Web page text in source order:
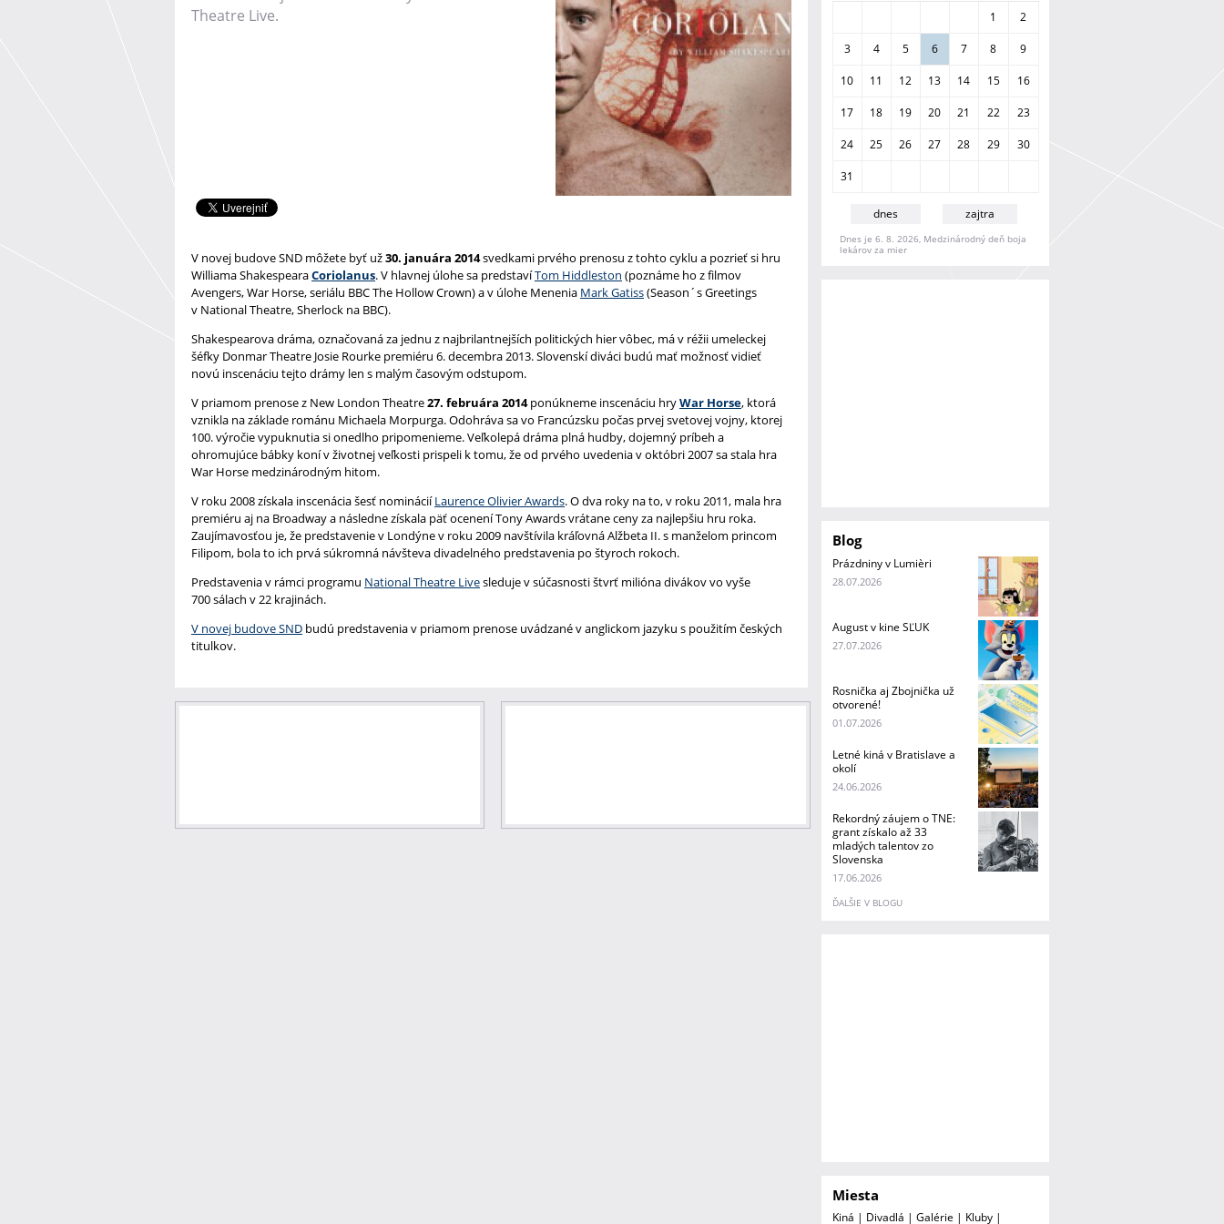
Theatre Live.
V novej budove SND môžete byť už30. januára 2014svedkami prvého prenosu z tohto cyklu a pozrieť si hru
Williama ShakespearaCoriolanus. V hlavnej úlohe sa predstavíTom Hiddleston (poznáme ho z filmov
Avengers, War Horse, seriálu BBC The Hollow Crown) a v úlohe Menenia Mark Gatiss(Season´s Greetings
v National Theatre, Sherlock na BBC).
Shakespearova dráma, označovaná za jednu z najbrilantnejších politických hier vôbec, má v réžii umeleckej
šéfky Donmar Theatre Josie Rourke premiéru 6. decembra 2013. Slovenskí diváci budú mať možnosť vidieť
novú inscenáciu tejto drámy len s malým časovým odstupom.
V priamom prenose z New London Theatre27. februára 2014ponúkneme inscenáciu hryWar Horse, ktorá
vznikla na základe románu Michaela Morpurga. Odohráva sa vo Francúzsku počas prvej svetovej vojny, ktorej
100. výročie vypuknutia si onedlho pripomenieme. Veľkolepá dráma plná hudby, dojemný príbeh a
ohromujúce bábky koní v životnej veľkosti prispeli k tomu, že od prvého uvedenia v októbri 2007 sa stala hra
War Horse medzinárodným hi­tom.
V roku 2008 získala inscenácia šesť nomináciíLaurence Olivier Awards. O dva roky na to, v roku 2011, mala hra
premiéru aj na Broadway a následne získala päť ocenení Tony Awards vrátane ceny za najlepšiu hru roka.
Zaujímavosťou je, že predstavenie v Londýne v roku 2009 navštívila kráľovná Alžbeta II. s manželom princom
Filipom, bola to ich prvá súkromná návšteva divadelného predstavenia po štyroch rokoch.
Predstavenia v rámci programu National Theatre Livesleduje v súčasnosti štvrť milióna divákov vo vyše
700 sálach v 22 krajinách.
V novej budove SND budú predstavenia v priamom prenose uvádzané v anglickom jazyku s použitím českých
titulkov.
1 2
3 4 5 6 7 8 9
10 11 12 13 14 15 16
17 18 19 20 21 22 23
24 25 26 27 28 29 30
31
dnes zajtra
Dnes je 6. 8. 2026, Medzinárodný deň boja
lekárov za mier
Blog
Prázdniny v Lumièri
28.07.2026
August v kine SĽUK
27.07.2026
Rosnička aj Zbojnička už
otvorené!
01.07.2026
Letné kiná v Bratislave a
okolí
24.06.2026
Rekordný záujem o TNE:
grant získalo až 33
mladých talentov zo
Slovenska
17.06.2026
ĎALŠIE V BLOGU
Miesta
Kiná | Divadlá | Galérie | Kluby |